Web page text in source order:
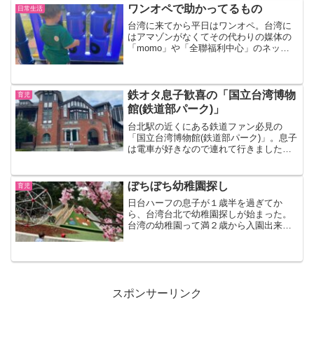
ャンル豊富で子供も飽きなさそう。MRT
駅のすぐ前だからアクセスも便利。
日常生活 ワンオペで助かってるもの
台湾に来てから平日はワンオペ。台湾に
はアマゾンがなくてその代わりの媒体の
「momo」や「全聯福利中心」のネット
ルでオフ不要の「homei」を駆使しなが
ら、ワンオペ台湾生活も乗り切るぞ
育児
鉄オタ息子歓喜の「国立台湾博物
館(鉄道部パーク)」
台北駅の近くにある鉄道ファン必見の
「国立台湾博物館(鉄道部パーク)」。息子
は電車が好きなので連れて行きました。
遊び場、鉄道の展示（台湾鉄道の歴史や
台湾鉄道と日本との関係も知れる）、と
充実の敷地内。台北駅からも近くおすす
め！
育児 ぼちぼち幼稚園探し
日台ハーフの息子が１歳半を過ぎてか
ら、台湾台北で幼稚園探しが始まった。
台湾の幼稚園って満２歳から入園出来
から夕方まで週５で預けるところばか
ら、台湾公立市立かインターの幼稚園か
スポンサーリンク